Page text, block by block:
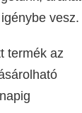
vesz.
termék az